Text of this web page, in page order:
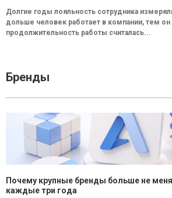
Долгие годы лояльность сотрудника
дольше человек работает в компании, тем
продолжительность работы считалась...
Бренды
Почему крупные бренды больше не
каждые три года